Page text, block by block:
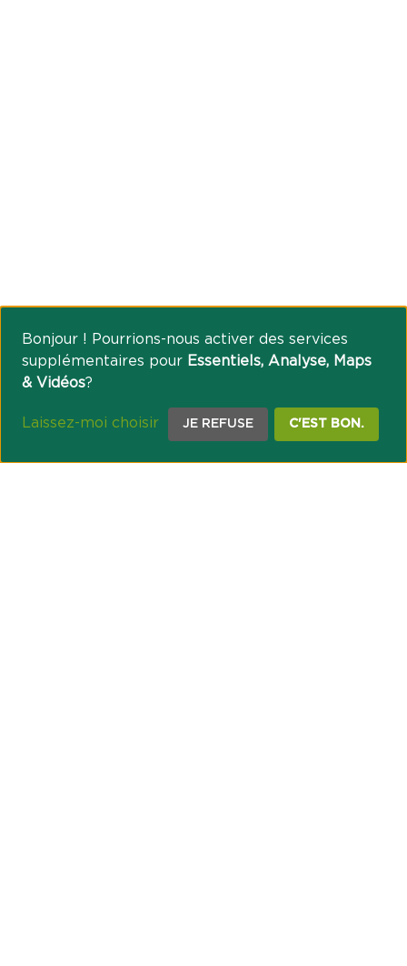
Bonjour ! Pourrions-nous activer des services
supplémentaires pour Essentiels, Analyse, Maps
& Vidéos?
Laissez-moi choisir JE REFUSE C'EST BON.